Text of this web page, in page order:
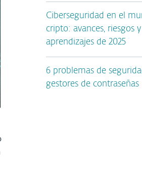
Ciberseguridad en el
cripto: avances, riesgos y
aprendizajes de 2025
6 problemas de
gestores de contraseñas